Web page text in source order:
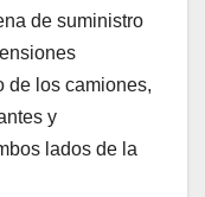
de suministro
de los camiones,
y
lados de la